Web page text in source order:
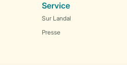
Service
Sur Landal
Presse